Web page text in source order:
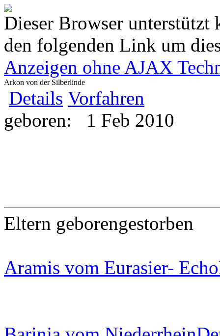
Dieser Browser
den folgenden Link um
Anzeigen ohne AJAX
Arkon von der Silberlinde
Details Vorfahren
geboren:
1 Feb 2010
Eltern geborengestorben
Aramis vom Eurasier- Echo